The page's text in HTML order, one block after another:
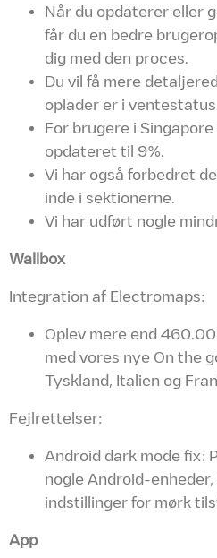
Når du opdaterer eller
får du en bedre
dig med den proces.
Du vil få mere
oplader er i ventestatus.
For brugere i
opdateret til 9%.
Vi har også forbedret
inde i sektionerne.
Vi har udført nogle
Wallbox
Integration af Electromaps:
Oplev mere end
med vores nye On the
Tyskland, Italien og
Fejlrettelser:
Android dark mode fix:
nogle Android-
indstillinger for mørk
App